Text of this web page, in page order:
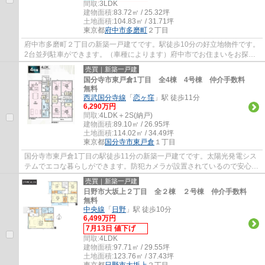
間取:3LDK
建物面積:83.72㎡ / 25.32坪
土地面積:104.83㎡ / 31.71坪
東京都府中市多磨町 ２丁目
府中市多磨町２丁目の新築一戸建てです。駅徒歩10分の好立地物件です。
2台並列駐車ができます。（車種によります）府中市でお住まいをお探し
なら多摩地区に詳しいエージーホームに是非...
売買｜新築一戸建
国分寺市東戸倉1丁目 全4棟 4号棟 仲介手数料
無料
西武国分寺線 「 恋ヶ窪 」駅 徒歩11分
6,290万円
間取:4LDK＋2S(納戸)
建物面積:89.10㎡ / 26.95坪
土地面積:114.02㎡ / 34.49坪
東京都国分寺市東戸倉 １丁目
国分寺市東戸倉1丁目の駅徒歩11分の新築一戸建てです。太陽光発電シス
テムでエコな暮らしができます。防犯カメラが設置されているので安心感
があります。国分寺市でお住まいをお探しな...
売買｜新築一戸建
日野市大坂上２丁目 全２棟 ２号棟 仲介手数料
無料
中央線 「 日野 」駅 徒歩10分
6,499万円
7月13日 値下げ
間取:4LDK
建物面積:97.71㎡ / 29.55坪
土地面積:123.76㎡ / 37.43坪